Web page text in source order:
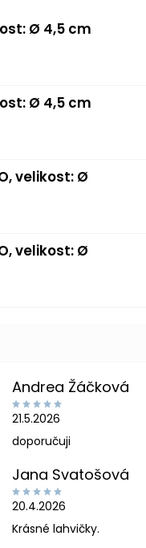
Ø 4,5 cm
Ø 4,5 cm
velikost: Ø
velikost: Ø
Andrea Žáčková
21.5.2026
doporučuji
Jana Svatošová
20.4.2026
Krásné lahvičky.